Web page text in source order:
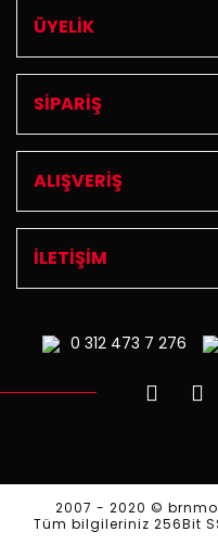
ÜYELİK
SİPARİŞ
ALIŞVERİŞ
İLETİŞİM
0 312473 7 276
2007 - 2020 ©
Tüm bilgileriniz 256Bit